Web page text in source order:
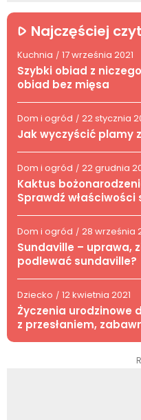
Najczęściej
Kuchnia / 17 września 2021
Szybki obiad z
obiad bez mięsa
Dom i ogród / 22 stycznia
Jak wyczyścić plamy
Dom i ogród / 22 grudnia
Kaktus
Sprawdź
Dom i ogród / 28 września
Sundaville – uprawa,
podlewać sundaville?
Dziecko / 12 kwietnia 2021
Życzenia urodzinowe
z przesłaniem,